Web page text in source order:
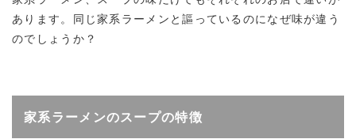
あります。同じ家系ラーメンと謳っているのになぜ味が違う
のでしょうか？
家系ラーメンのスープの特徴